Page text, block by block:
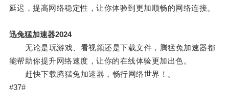
延迟，提高网络稳定性，让你体验到更加顺畅的网络连接。
迅兔猛加速器2024
无论是玩游戏、看视频还是下载文件，腾猛兔加速器都
能帮助你提升网络速度，让你的在线体验更加出色。
赶快下载腾猛兔加速器，畅行网络世界！。
#37#